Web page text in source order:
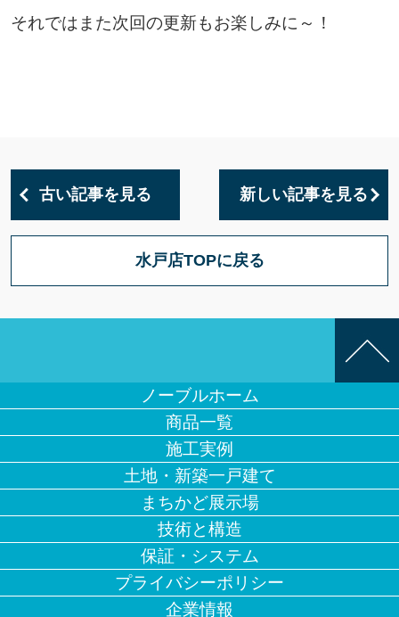
それではまた次回の更新もお楽しみに～！
古い記事を見る 新しい記事を見る
水戸店TOPに戻る
ノーブルホーム
商品一覧
施工実例
土地・新築一戸建て
まちかど展示場
技術と構造
保証・システム
プライバシーポリシー
企業情報